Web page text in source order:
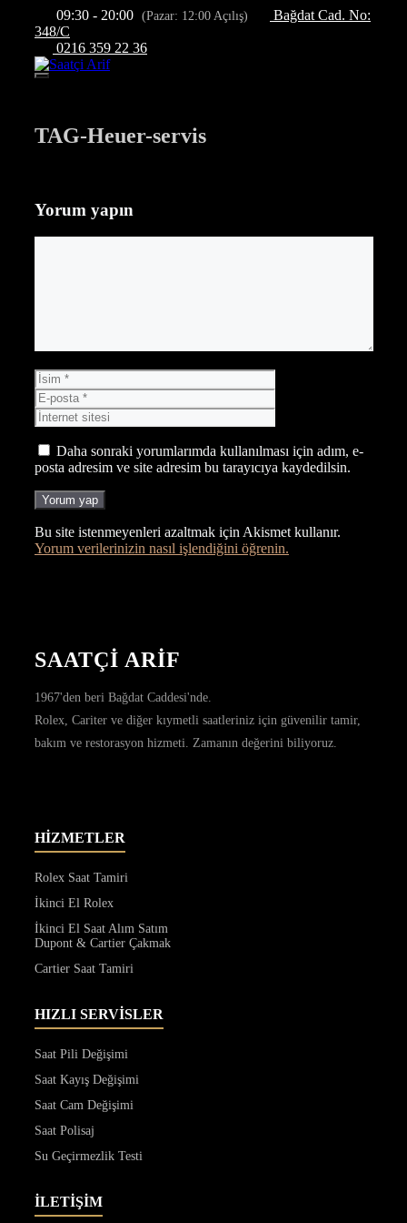
09:30 - 20:00 (Pazar: 12:00 Açılış)
Bağdat Cad. No:
348/C
0216 359 22 36
Menü
TAG-Heuer-servis
Yorum yapın
İsim
posta
sitesi
Daha sonraki yorumlarımda kullanılması için adım, e-
posta adresim ve site adresim bu tarayıcıya kaydedilsin.
Bu site istenmeyenleri azaltmak için Akismet kullanır.
Yorum verilerinizin nasıl işlendiğini öğrenin.
SAATÇİ ARİF
1967'den beri Bağdat Caddesi'nde.
Rolex, Cariter ve diğer kıymetli saatleriniz için güvenilir tamir,
bakım ve restorasyon hizmeti. Zamanın değerini biliyoruz.
HİZMETLER
Rolex Saat Tamiri
İkinci El Rolex
İkinci El Saat Alım Satım
Dupont & Cartier Çakmak
Cartier Saat Tamiri
HIZLI SERVİSLER
Saat Pili Değişimi
Saat Kayış Değişimi
Saat Cam Değişimi
Saat Polisaj
Su Geçirmezlik Testi
İLETİŞİM